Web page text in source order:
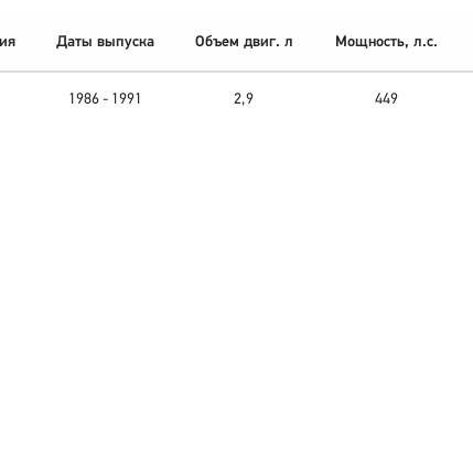
Даты выпуска Объем двиг. л Мощность, л.с.
1986 - 1991 2,9 449